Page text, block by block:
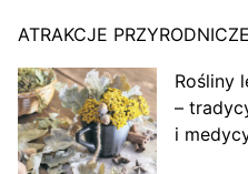
ATRAKCJE PRZYRODNICZE
Rośliny
–
i